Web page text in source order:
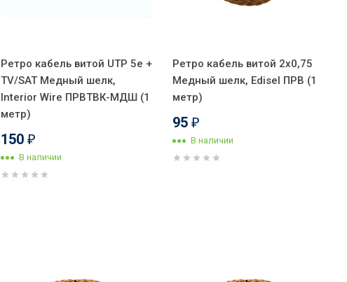
Ретро кабель витой UTP 5e +
TV/SAT Медный шелк,
Interior Wire ПРВТВК-МДШ (1
метр)
150 ₽
В наличии
Ретро кабель витой 2x0,75
Медный шелк, Edisel ПРВ (1
метр)
95 ₽
В наличии